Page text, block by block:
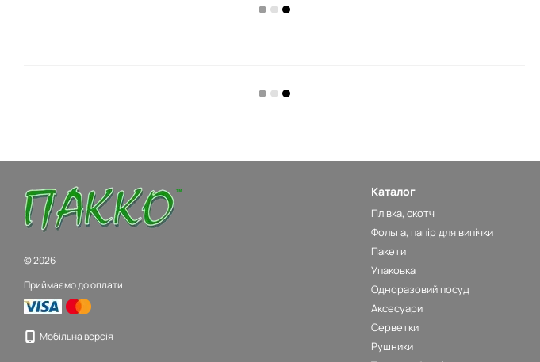
© 2026
Приймаємо до оплати
Мобільна версія
Каталог
Плівка, скотч
Фольга, папір для випічки
Пакети
Упаковка
Одноразовий посуд
Аксесуари
Серветки
Рушники